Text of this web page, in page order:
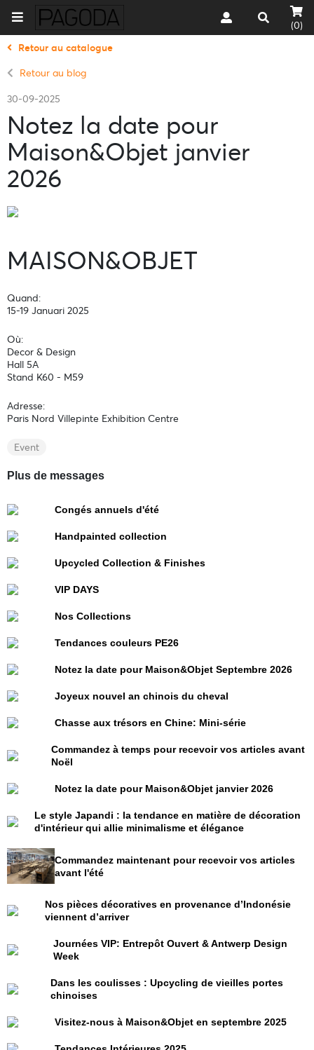
(0)
Retour au catalogue
Retour au blog
30-09-2025
Notez la date pour
Maison&Objet janvier
2026
MAISON&OBJET
Quand:
15-19 Januari 2025
Où:
Decor & Design
Hall 5A
Stand K60 - M59
Adresse:
Paris Nord Villepinte Exhibition Centre
Event
Plus de messages
Congés annuels d'été
Handpainted collection
Upcycled Collection & Finishes
VIP DAYS
Nos Collections
Tendances couleurs PE26
Notez la date pour Maison&Objet Septembre 2026
Joyeux nouvel an chinois du cheval
Chasse aux trésors en Chine: Mini-série
Commandez à temps pour recevoir vos articles avant
Noël
Notez la date pour Maison&Objet janvier 2026
Le style Japandi : la tendance en matière de décoration
d'intérieur qui allie minimalisme et élégance
Commandez maintenant pour recevoir vos articles
avant l'été
Nos pièces décoratives en provenance d’Indonésie
viennent d’arriver
Journées VIP: Entrepôt Ouvert & Antwerp Design
Week
Dans les coulisses : Upcycling de vieilles portes
chinoises
Visitez-nous à Maison&Objet en septembre 2025